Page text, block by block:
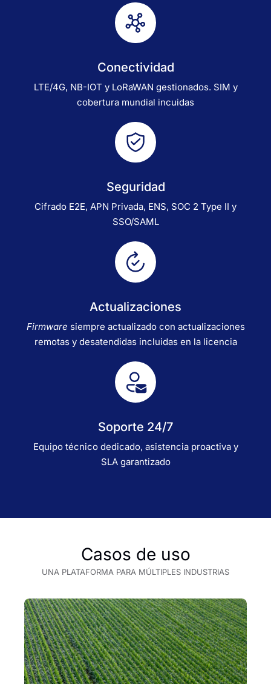
Conectividad
LTE/4G, NB-IOT y LoRaWAN gestionados. SIM y
cobertura mundial incuidas
Seguridad
Cifrado E2E, APN Privada, ENS, SOC 2 Type II y
SSO/SAML
Actualizaciones
Firmware siempre actualizado con actualizaciones
remotas y desatendidas incluidas en la licencia
Soporte 24/7
Equipo técnico dedicado, asistencia proactiva y
SLA garantizado
Casos de uso
UNA PLATAFORMA PARA MÚLTIPLES INDUSTRIAS